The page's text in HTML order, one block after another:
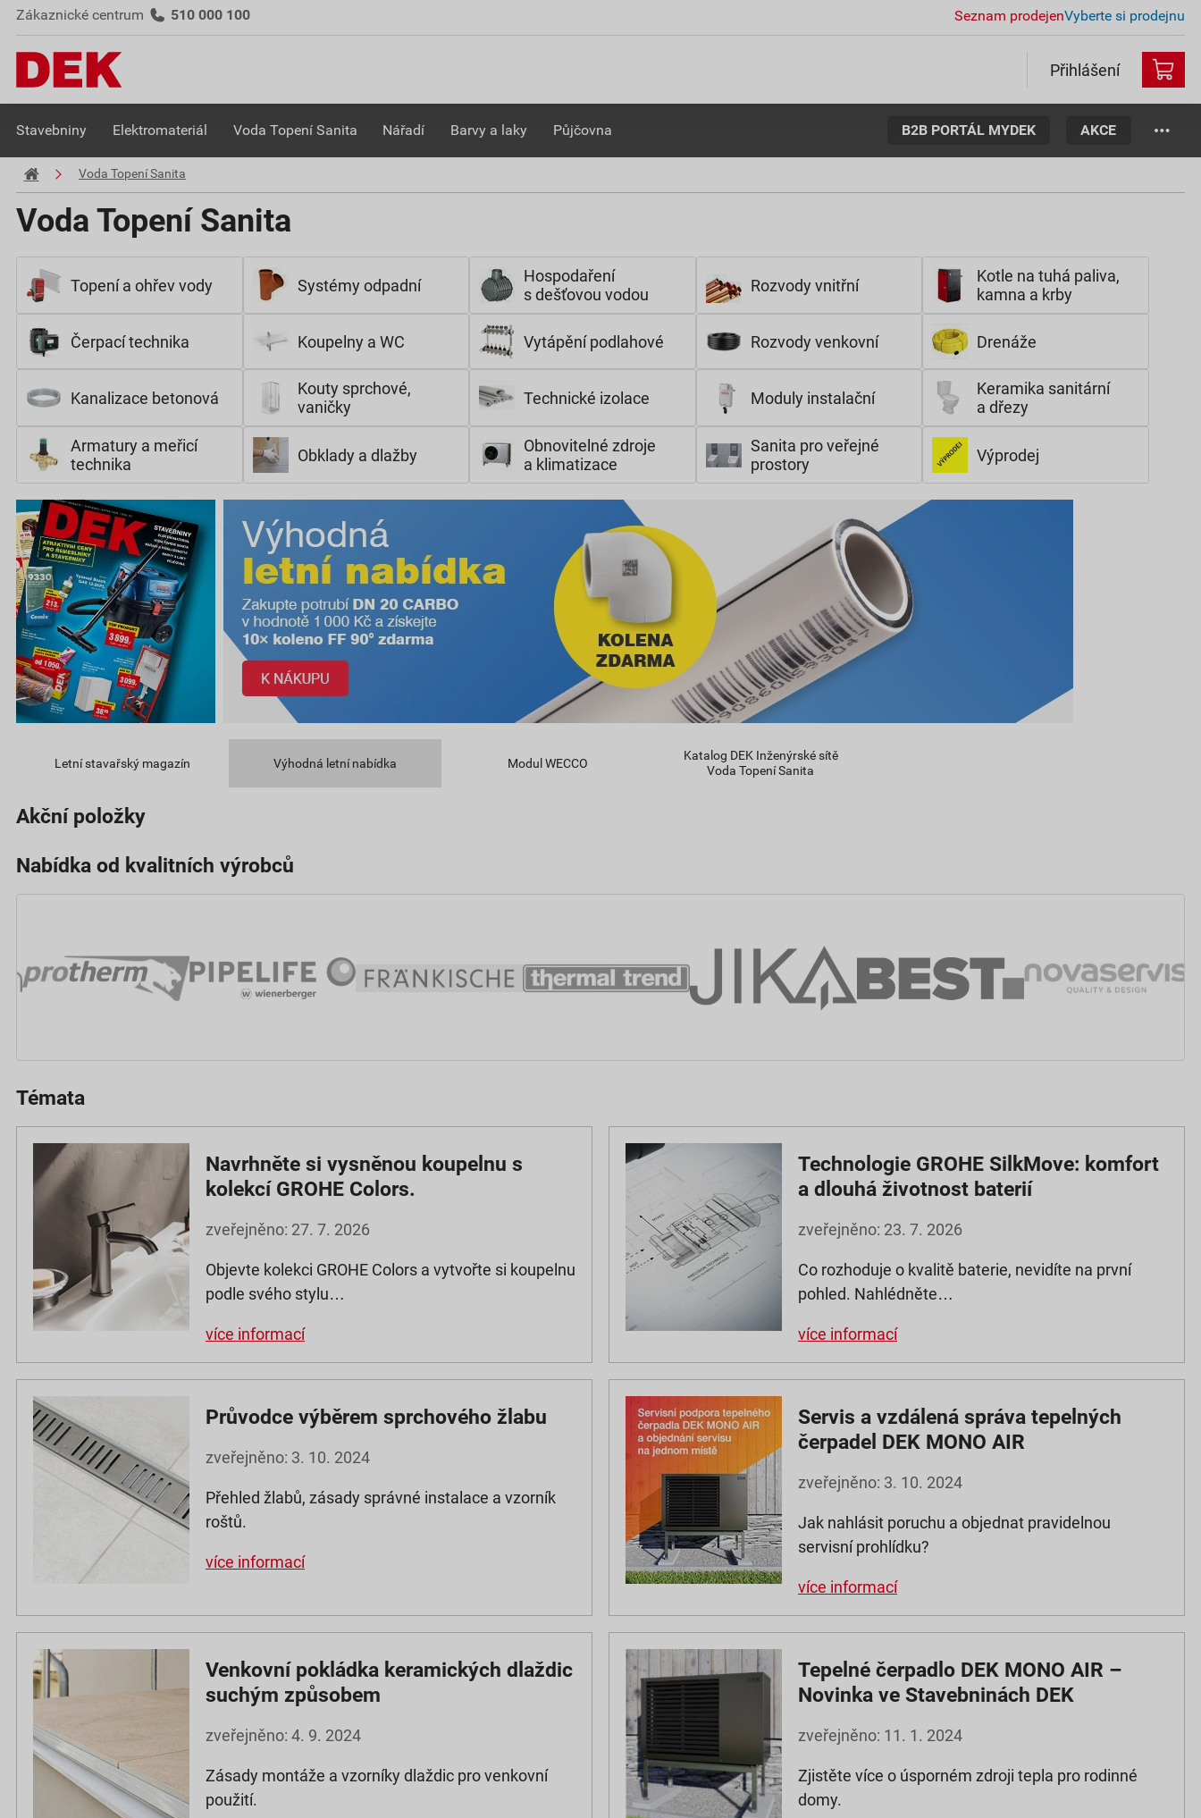
Zákaznické centrum 510 000 100 Seznam prodejenVyberte si prodejnu
Přihlášení
Stavebniny Elektromateriál Voda Topení Sanita Nářadí Barvy a laky Půjčovna B2B PORTÁL MYDEK AKCE
Voda Topení Sanita
Voda Topení Sanita
Topení a ohřev vody Systémy odpadní
Hospodaření
s dešťovou vodou
Rozvody vnitřní
Kotle na tuhá paliva,
kamna a krby
Čerpací technika Koupelny a WC Vytápění podlahové Rozvody venkovní Drenáže
Kanalizace betonová
Kouty sprchové,
vaničky
Technické izolace Moduly instalační
Keramika sanitární
a dřezy
Armatury a meřicí
technika
Obklady a dlažby
Obnovitelné zdroje
a klimatizace
Sanita pro veřejné
prostory
Výprodej
Letní stavařský magazín Výhodná letní nabídka Modul WECCO
Katalog DEK Inženýrské sítě
Voda Topení Sanita
Akční položky
Nabídka od kvalitních výrobců
Témata
Navrhněte si vysněnou koupelnu s
kolekcí GROHE Colors.
zveřejněno: 27. 7. 2026
Objevte kolekci GROHE Colors a vytvořte si koupelnu
podle svého stylu…
více informací
Technologie GROHE SilkMove: komfort
a dlouhá životnost baterií
zveřejněno: 23. 7. 2026
Co rozhoduje o kvalitě baterie, nevidíte na první
pohled. Nahlédněte…
více informací
Průvodce výběrem sprchového žlabu
zveřejněno: 3. 10. 2024
Přehled žlabů, zásady správné instalace a vzorník
roštů.
více informací
Servis a vzdálená správa tepelných
čerpadel DEK MONO AIR
zveřejněno: 3. 10. 2024
Jak nahlásit poruchu a objednat pravidelnou
servisní prohlídku?
více informací
Venkovní pokládka keramických dlaždic
suchým způsobem
zveřejněno: 4. 9. 2024
Zásady montáže a vzorníky dlaždic pro venkovní
použití.
Tepelné čerpadlo DEK MONO AIR –
Novinka ve Stavebninách DEK
zveřejněno: 11. 1. 2024
Zjistěte více o úsporném zdroji tepla pro rodinné
domy.